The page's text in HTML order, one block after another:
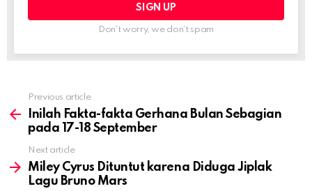
Don't worry, we don't spam
more
Previous article
Inilah Fakta-fakta Gerhana Bulan Sebagian
pada 17-18 September
Next article
Miley Cyrus Dituntut karena Diduga Jiplak
Lagu Bruno Mars